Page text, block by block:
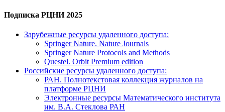
Подписка РЦНИ 2025
Зарубежные ресурсы удаленного доступа:
Springer Nature. Nature Journals
Springer Nature Protocols and Methods
Questel. Orbit Premium edition
Российские ресурсы удаленного доступа:
РАН. Полнотекстовая коллекция журналов на
платформе РЦНИ
Электронные ресурсы Математического института
им. В.А. Стеклова РАН